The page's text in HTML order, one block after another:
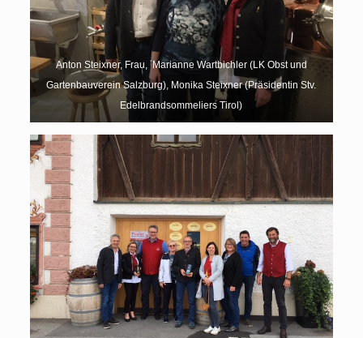
Anton Steixner, Frau, Marianne Wartbichler (LK Obst und
Gartenbauverein Salzburg), Monika Steixner (Präsidentin Stv.
Edelbrandsommeliers Tirol)